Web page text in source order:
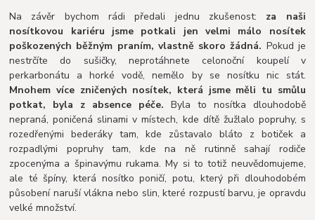
Na závěr bychom rádi předali jednu zkušenost: za naši
nosítkovou kariéru jsme potkali jen velmi málo nosítek
poškozených běžným praním, vlastně skoro žádná. Pokud je
nestrčíte do sušičky, neprotáhnete celonoční koupelí v
perkarbonátu a horké vodě, nemělo by se nosítku nic stát.
Mnohem více zničených nosítek, která jsme měli tu smůlu
potkat, byla z absence péče. Byla to nosítka dlouhodobě
nepraná, poničená slinami v místech, kde dítě žužlalo popruhy, s
rozedřenými bederáky tam, kde zůstavalo bláto z botiček a
rozpadlými popruhy tam, kde na ně rutinně sahají rodiče
zpocenýma a špinavýmu rukama. My si to totiž neuvědomujeme,
ale té špíny, která nosítko poničí, potu, který při dlouhodobém
působení naruší vlákna nebo slin, které rozpustí barvu, je opravdu
velké množství.